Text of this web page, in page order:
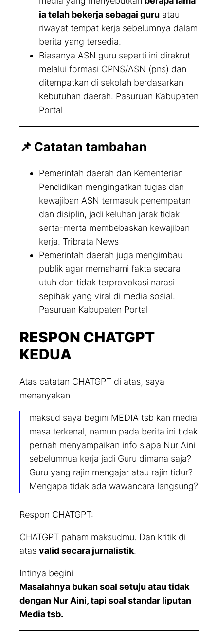
ia telah bekerja sebagai guru atau
riwayat tempat kerja sebelumnya dalam
berita yang tersedia.
Biasanya ASN guru seperti ini direkrut
melalui formasi CPNS/ASN (pns) dan
ditempatkan di sekolah berdasarkan
kebutuhan daerah. Pasuruan Kabupaten
Portal
📌 Catatan tambahan
Pemerintah daerah dan Kementerian
Pendidikan mengingatkan tugas dan
kewajiban ASN termasuk penempatan
dan disiplin, jadi keluhan jarak tidak
serta-merta membebaskan kewajiban
kerja. Tribrata News
Pemerintah daerah juga mengimbau
publik agar memahami fakta secara
utuh dan tidak terprovokasi narasi
sepihak yang viral di media sosial.
Pasuruan Kabupaten Portal
RESPON CHATGPT
KEDUA
Atas catatan CHATGPT di atas, saya
menanyakan
maksud saya begini MEDIA tsb kan media
masa terkenal, namun pada berita ini tidak
pernah menyampaikan info siapa Nur Aini
sebelumnua kerja jadi Guru dimana saja?
Guru yang rajin mengajar atau rajin tidur?
Mengapa tidak ada wawancara langsung?
Respon CHATGPT:
CHATGPT paham maksudmu. Dan kritik di
atas valid secara jurnalistik.
Intinya begini
Masalahnya bukan soal setuju atau tidak
dengan Nur Aini, tapi soal standar liputan
Media tsb.